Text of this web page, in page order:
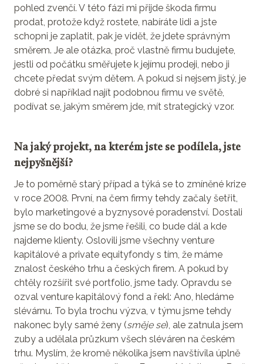
pohled zvenčí. V této fázi mi přijde škoda firmu
prodat, protože když rostete, nabíráte lidi a jste
schopni je zaplatit, pak je vidět, že jdete správným
směrem. Je ale otázka, proč vlastně firmu budujete,
jestli od počátku směřujete k jejímu prodeji, nebo ji
chcete předat svým dětem. A pokud si nejsem jistý, je
dobré si například najít podobnou firmu ve světě,
podívat se, jakým směrem jde, mít strategický vzor.
Na jaký projekt, na kterém jste se podílela, jste
nejpyšnější?
Je to poměrně starý případ a týká se to zmíněné krize
v roce 2008. První, na čem firmy tehdy začaly šetřit,
bylo marketingové a byznysové poradenství. Dostali
jsme se do bodu, že jsme řešili, co bude dál a kde
najdeme klienty. Oslovili jsme všechny venture
kapitálové a private equityfondy s tím, že máme
znalost českého trhu a českých firem. A pokud by
chtěly rozšířit své portfolio, jsme tady. Opravdu se
ozval venture kapitálový fond a řekl: Ano, hledáme
slévárnu. To byla trochu výzva, v týmu jsme tehdy
nakonec byly samé ženy (směje se), ale zatnula jsem
zuby a udělala průzkum všech sléváren na českém
trhu. Myslím, že kromě několika jsem navštívila úplně